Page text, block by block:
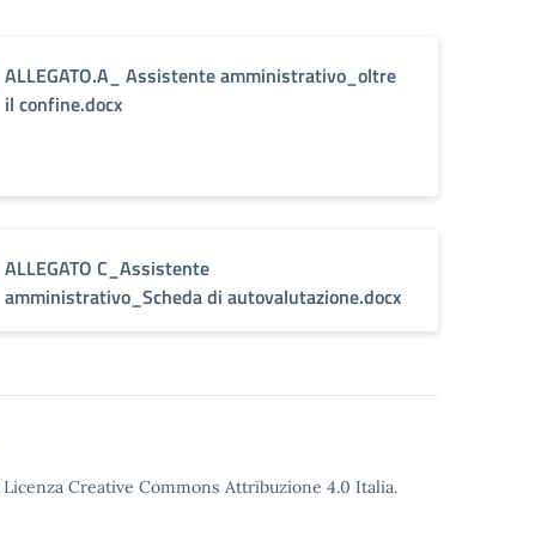
ALLEGATO.A_ Assistente amministrativo_oltre
il confine.docx
ALLEGATO C_Assistente
amministrativo_Scheda di autovalutazione.docx
Licenza Creative Commons Attribuzione 4.0 Italia.